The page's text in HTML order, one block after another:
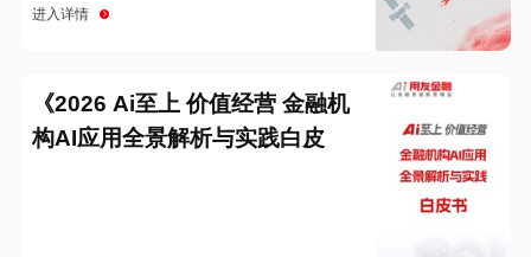
进入详情
《2026 Ai至上 价值经营 金融机
构AI应用全景解析与实践白皮